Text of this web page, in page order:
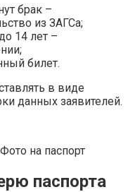
брак –
из ЗАГСа;
14 лет –
билет.
в виде
данных заявителей.
Фото на паспорт
паспорта